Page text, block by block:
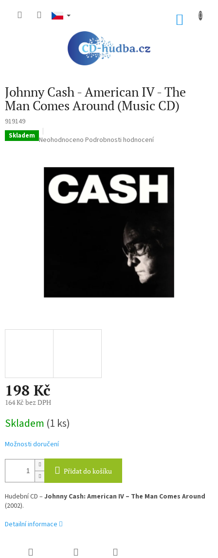
Johnny Cash - American IV - The
Man Comes Around (Music CD)
919149
Skladem Průměrné
je
hvězdiček.
Neohodnoceno Podrobnosti hodnocení
198 Kč
164 Kč bez DPH
cena:
Skladem (1 ks)
Možnosti doručení
Přidat do košíku
Hudební CD –Johnny Cash: American IV – The Man Comes Around
(2002).
Detailní informace